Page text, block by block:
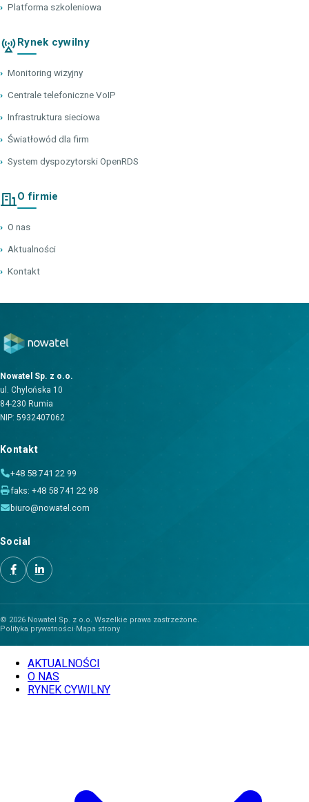
› Platforma szkoleniowa
Rynek cywilny
› Monitoring wizyjny
› Centrale telefoniczne VoIP
› Infrastruktura sieciowa
› Światłowód dla firm
› System dyspozytorski OpenRDS
O firmie
› O nas
› Aktualności
› Kontakt
Nowatel Sp. z o.o.
ul. Chylońska 10
84-230 Rumia
NIP: 5932407062
Kontakt
+48 58 741 22 99
faks: +48 58 741 22 98
biuro@nowatel.com
Social
© 2026 Nowatel Sp. z o.o. Wszelkie prawa zastrzeżone.
Polityka prywatności·Mapa strony
AKTUALNOŚCI
O NAS
RYNEK CYWILNY